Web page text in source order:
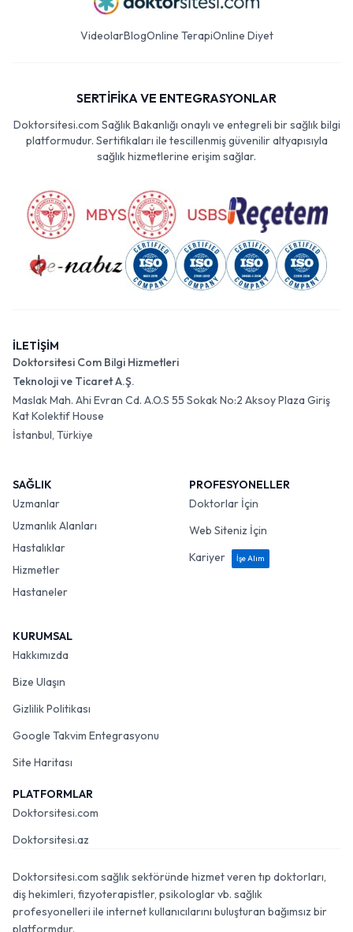
VideolarBlogOnline TerapiOnline Diyet
SERTİFİKA VE ENTEGRASYONLAR
Doktorsitesi.com Sağlık Bakanlığı onaylı ve entegreli bir sağlık bilgi
platformudur. Sertifikaları ile tescillenmiş güvenilir altyapısıyla
sağlık hizmetlerine erişim sağlar.
İLETİŞİM
Doktorsitesi Com Bilgi Hizmetleri
Teknoloji ve Ticaret A.Ş.
Maslak Mah. Ahi Evran Cd. A.O.S 55 Sokak No:2 Aksoy Plaza Giriş
Kat Kolektif House
İstanbul, Türkiye
SAĞLIK
Uzmanlar
Uzmanlık Alanları
Hastalıklar
Hizmetler
Hastaneler
PROFESYONELLER
Doktorlar İçin
Web Siteniz İçin
Kariyer
İşe Alım
KURUMSAL
Hakkımızda
Bize Ulaşın
Gizlilik Politikası
Google Takvim Entegrasyonu
Site Haritası
PLATFORMLAR
Doktorsitesi.com
Doktorsitesi.az
Doktorsitesi.com sağlık sektöründe hizmet veren tıp doktorları,
diş hekimleri, fizyoterapistler, psikologlar vb. sağlık
profesyonelleri ile internet kullanıcılarını buluşturan bağımsız bir
platformdur.